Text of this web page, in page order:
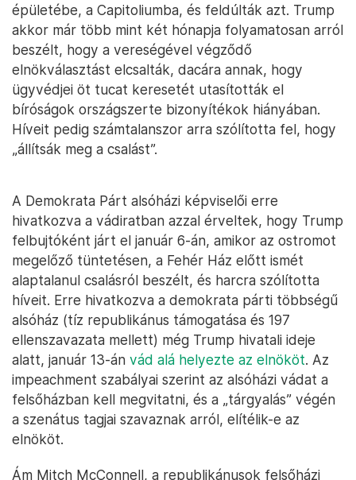
épületébe, a Capitoliumba, és feldúlták azt. Trump
akkor már több mint két hónapja folyamatosan arról
beszélt, hogy a vereségével végződő
elnökválasztást elcsalták, dacára annak, hogy
ügyvédjei öt tucat keresetét utasították el
bíróságok országszerte bizonyítékok hiányában.
Híveit pedig számtalanszor arra szólította fel, hogy
„állítsák meg a csalást”.
A Demokrata Párt alsóházi képviselői erre
hivatkozva a vádiratban azzal érveltek, hogy Trump
felbujtóként járt el január 6-án, amikor az ostromot
megelőző tüntetésen, a Fehér Ház előtt ismét
alaptalanul csalásról beszélt, és harcra szólította
híveit. Erre hivatkozva a demokrata párti többségű
alsóház (tíz republikánus támogatása és 197
ellenszavazata mellett) még Trump hivatali ideje
alatt, január 13-án vád alá helyezte az elnököt. Az
impeachment szabályai szerint az alsóházi vádat a
felsőházban kell megvitatni, és a „tárgyalás” végén
a szenátus tagjai szavaznak arról, elítélik-e az
elnököt.
Ám Mitch McConnell, a republikánusok felsőházi